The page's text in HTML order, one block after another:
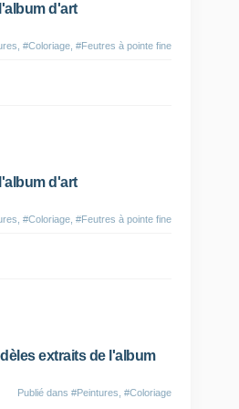
d'art
#Coloriage #Feutres à pointe fine
d'art
#Coloriage #Feutres à pointe fine
extraits de l'album
Publié dans #Peintures #Coloriage